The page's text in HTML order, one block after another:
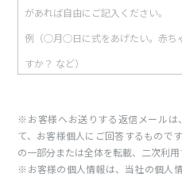
※お客様へお送りする返信メール
て、お客様個人にご回答するもので
の一部分または全体を転載、二次利用
※お客様の個人情報は、当社の個人